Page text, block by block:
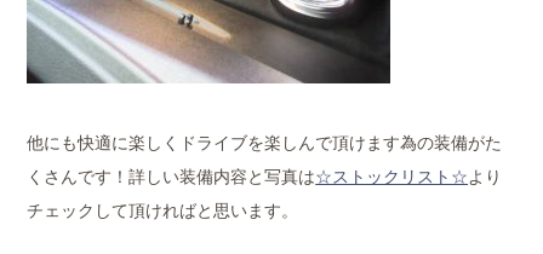
他にも快適に楽しくドライブを楽しんで頂けます為の装備がた
くさんです！詳しい装備内容と写真は☆ストックリスト☆より
チェックして頂ければと思います。